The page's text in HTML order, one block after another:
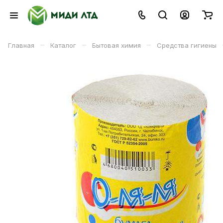
Главная – Каталог – Бытовая химия – Средства гигиены